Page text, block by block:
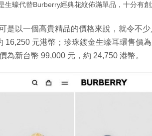
生蠔代替Burberry經典花紋佈滿單品，十分有創
是以一個高貴精品的價格來說，就令不
16,250 元港幣；珍珠鍍金生蠔耳環售價
為新台幣 99,000 元，約 24,750 港幣。